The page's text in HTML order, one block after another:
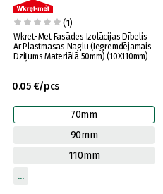
(1)
Wkret-Met Fasādes Izolācijas Dībelis
Ar Plastmasas Naglu (Iegremdējamais
Dziļums Materiālā 50mm) (10X110mm)
0.05 €/pcs
70mm
90mm
110mm